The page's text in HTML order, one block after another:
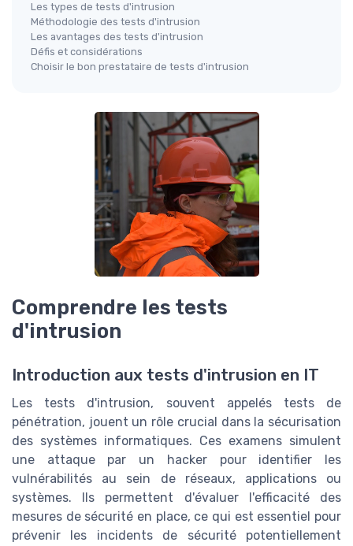
Les types de tests d'intrusion
Méthodologie des tests d'intrusion
Les avantages des tests d'intrusion
Défis et considérations
Choisir le bon prestataire de tests d'intrusion
Comprendre les tests
d'intrusion
Introduction aux tests d'intrusion en IT
Les tests d'intrusion, souvent appelés tests de
pénétration, jouent un rôle crucial dans la sécurisation
des systèmes informatiques. Ces examens simulent
une attaque par un hacker pour identifier les
vulnérabilités au sein de réseaux, applications ou
systèmes. Ils permettent d'évaluer l'efficacité des
mesures de sécurité en place, ce qui est essentiel pour
prévenir les incidents de sécurité potentiellement